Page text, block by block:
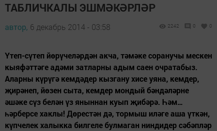
ТАБЛИЧКАЛЫ ЭШМӘКӘРЛӘР
автор, 6 декабрь 2014 - 03:58 2242 0 0
Үтеп-сүтеп йөрүчеләрдән акча, тәмәке соранучы мескен
кыяфәттәге адәми затларны адым саен очратабыз.
Аларны күрүгә кемдәдер кызгану хисе уяна, кемдер,
җирәнеп, йөзен сыта, кемдер мондый бәндәләрне
әшәке сүз белән үз яныннан куып җибәрә. Һәм…
һәрберсе хаклы! Дөрестән дә, тормыш иләге аша үткән,
күпчелек халыкка билгеле булмаган ниндидер сәбәпләр